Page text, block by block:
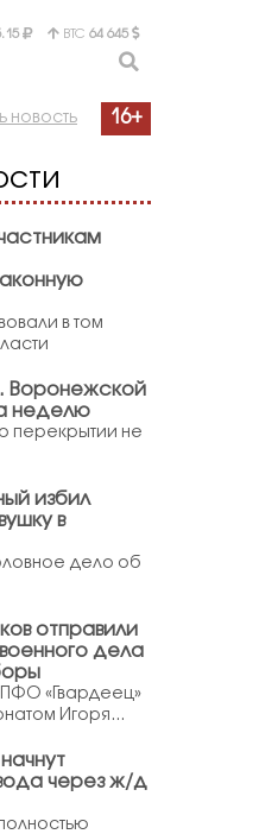
BTC 64 645
новость 16+
в том
Воронежской
неделю
перекрытии не
избил
в
дело об
отправили
дела
«Гвардеец»
Игоря...
через ж/д